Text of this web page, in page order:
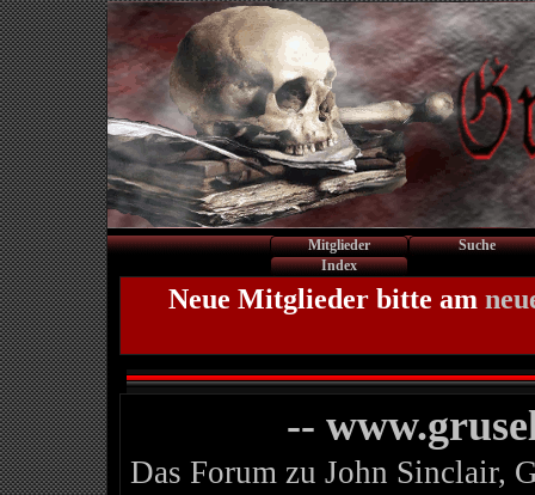
Mitglieder
Suche
Index
Neue Mitglieder bitte am
--
Das Forum zu John Sinclair,